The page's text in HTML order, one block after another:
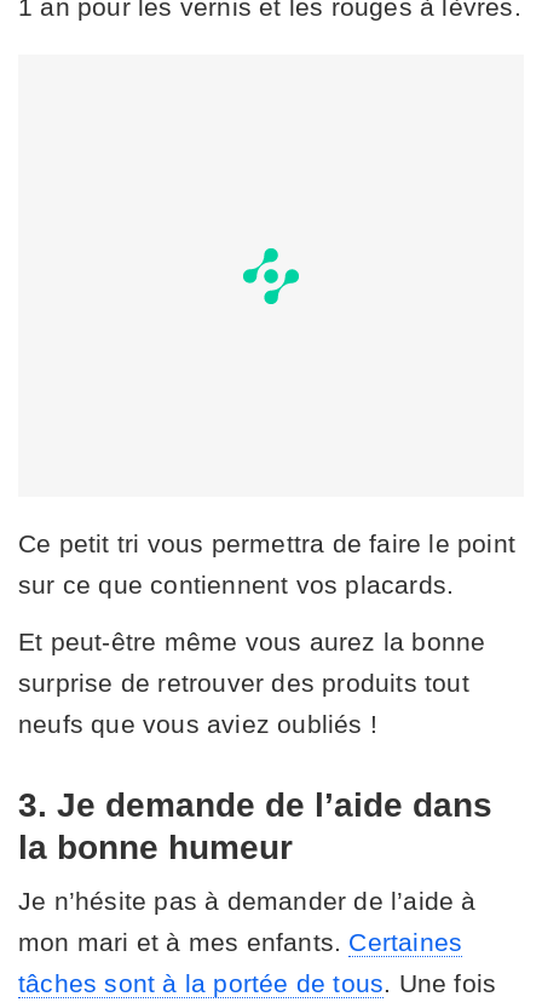
1 an pour les vernis et les rouges à lèvres.
Ce petit tri vous permettra de faire le point
sur ce que contiennent vos placards.
Et peut-être même vous aurez la bonne
surprise de retrouver des produits tout
neufs que vous aviez oubliés !
3. Je demande de l’aide dans
la bonne humeur
Je n’hésite pas à demander de l’aide à
mon mari et à mes enfants. Certaines
tâches sont à la portée de tous . Une fois